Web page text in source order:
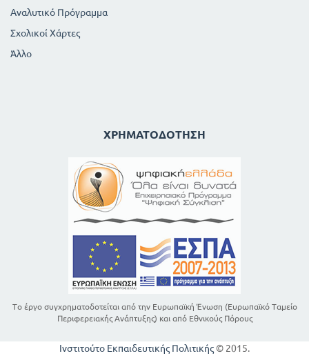
Αναλυτικό Πρόγραμμα
Σχολικοί Χάρτες
Άλλο
ΧΡΗΜΑΤΟΔΌΤΗΣΗ
Το έργο συγχρηματοδοτείται από την Ευρωπαϊκή Ένωση (Ευρωπαϊκό Ταμείο
Περιφερειακής Ανάπτυξης) και από Εθνικούς Πόρους
Ινστιτούτο Εκπαιδευτικής Πολιτικής © 2015.